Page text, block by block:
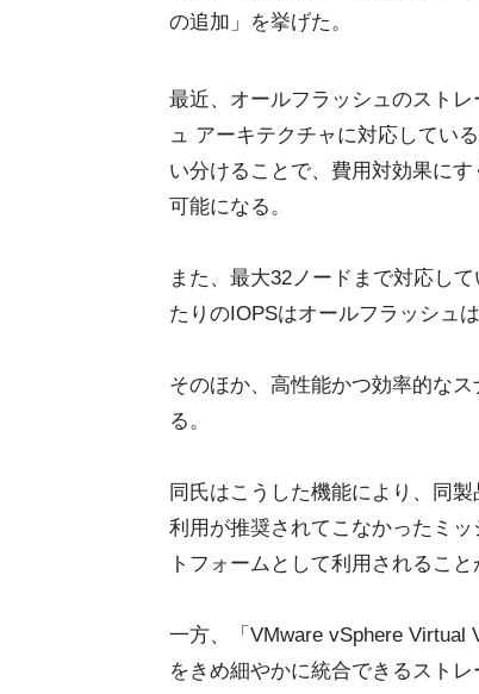
の追加」を挙げた。
最近、オールフラッシュのスト
ュ アーキテクチャに対応してい
い分けることで、費用対効果に
可能になる。
また、最大32ノードまで対応し
たりのIOPSはオールフラッシュ
そのほか、高性能かつ効率的な
る。
同氏はこうした機能により、同
利用が推奨されてこなかったミ
トフォームとして利用されること
一方、「VMware vSphere Virtual
をきめ細やかに統合できるスト